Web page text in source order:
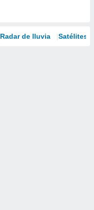
Radar de lluvia Satélites